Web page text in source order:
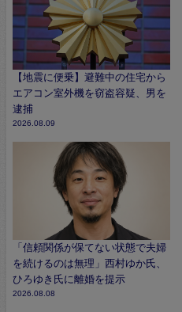
【地震に便乗】避難中の住宅から
エアコン室外機を窃盗容疑、男を
逮捕
2026.08.09
「信頼関係が保てない状態で夫婦
を続けるのは無理」西村ゆか氏、
ひろゆき氏に離婚を提示
2026.08.08